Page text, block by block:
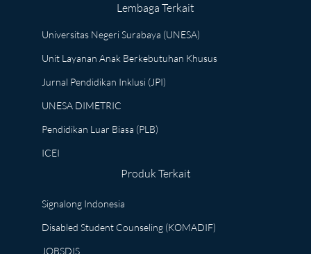
Lembaga Terkait
Universitas Negeri Surabaya (UNESA)
Unit Layanan Anak Berkebutuhan Khusus
Jurnal Pendidikan Inklusi (JPI)
UNESA DIMETRIC
Pendidikan Luar Biasa (PLB)
ICEI
Produk Terkait
Signalong Indonesia
Disabled Student Counseling (KOMADIF)
JOBSDIS